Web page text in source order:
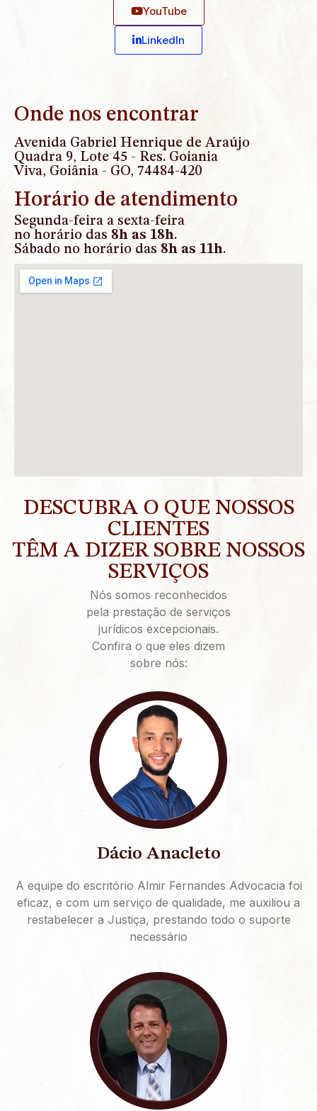
YouTube
Linkedln
Onde nos encontrar
Avenida Gabriel Henrique de Araújo
Quadra 9, Lote 45 - Res. Goiania
Viva, Goiânia - GO, 74484-420
Horário de atendimento
Segunda-feira a sexta-feira
no horário das 8h as 18h.
Sábado no horário das 8h as 11h.
DESCUBRA O QUE NOSSOS
CLIENTES
TÊM A DIZER SOBRE NOSSOS
SERVIÇOS
Nós somos reconhecidos
pela prestação de serviços
jurídicos excepcionais.
Confira o que eles dizem
sobre nós:
Dácio Anacleto
A equipe do escritório Almir Fernandes Advocacia foi
eficaz, e com um serviço de qualidade, me auxiliou a
restabelecer a Justiça, prestando todo o suporte
necessário